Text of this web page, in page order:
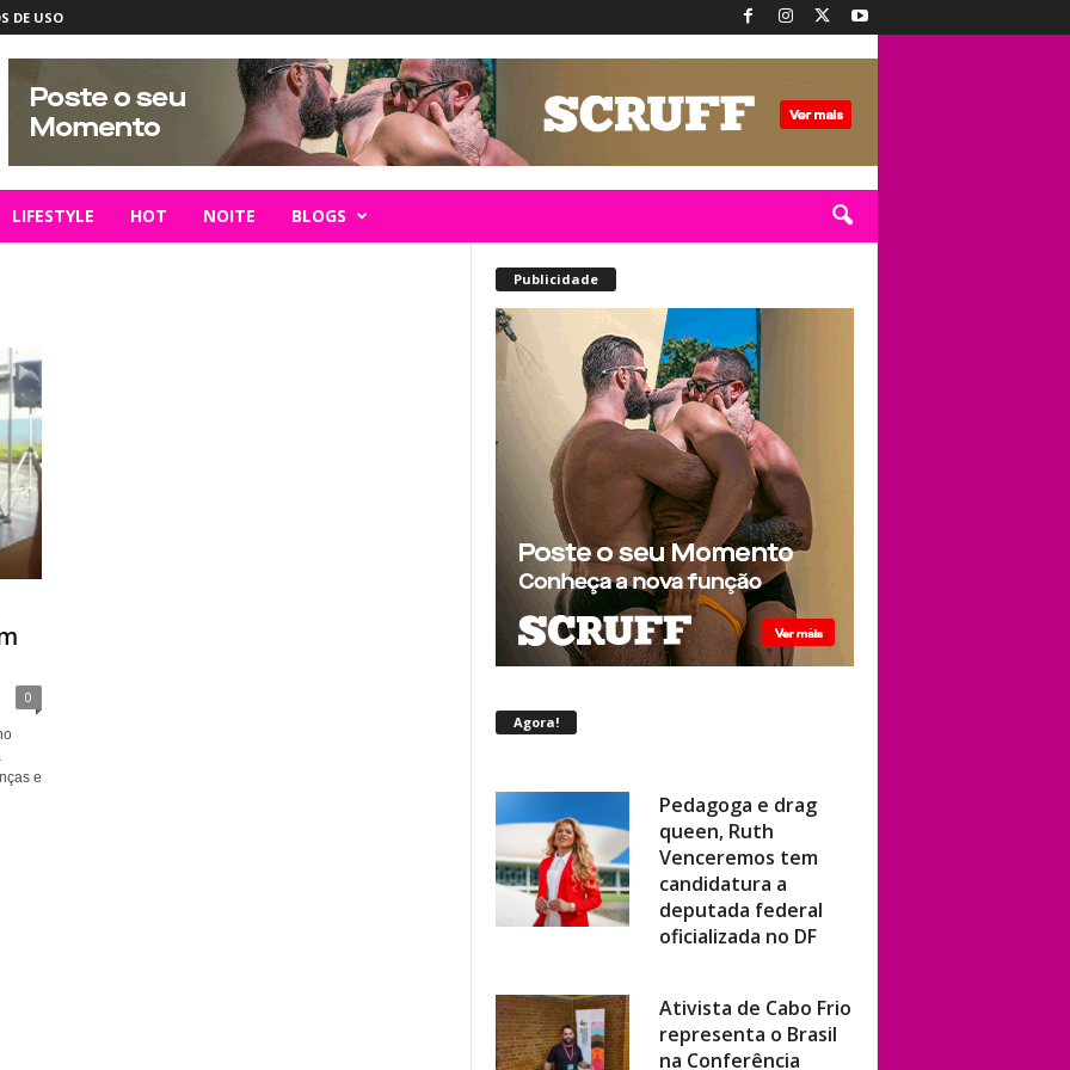
DE USO
LIFESTYLE HOT NOITE BLOGS
0
e
Publicidade
Agora!
queen, Ruth
Venceremos tem
candidatura a
deputada federal
oficializada no DF
representa o Brasil
na Conferência
Mundial de Direitos